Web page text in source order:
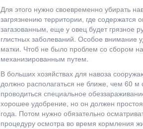
Для этого нужно своевременно убирать
загрязнению территории, где
загазованным, еще у овец будет грязное
глистных заболеваний. Особое внимание
матки. Чтоб не было проблем со сбором
механизированным путем.
В больших хозяйствах для навоза
должно располагаться не ближе, чем 60
проводиться специальное
хорошее удобрение, но он должен
года. Потом нужно обязательно
процедуру осмотра во время кормления